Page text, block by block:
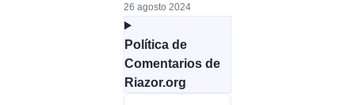
26 agosto 2024
Política de
Comentarios de
Riazor.org